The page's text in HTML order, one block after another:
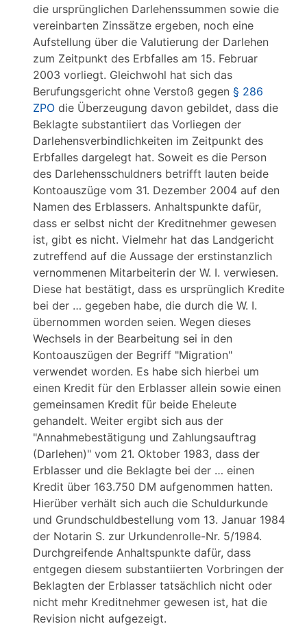
die ursprünglichen Darlehenssummen sowie die
vereinbarten Zinssätze ergeben, noch eine
Aufstellung über die Valutierung der Darlehen
zum Zeitpunkt des Erbfalles am 15. Februar
2003 vorliegt. Gleichwohl hat sich das
Berufungsgericht ohne Verstoß gegen § 286
ZPO die Überzeugung davon gebildet, dass die
Beklagte substantiiert das Vorliegen der
Darlehensverbindlichkeiten im Zeitpunkt des
Erbfalles dargelegt hat. Soweit es die Person
des Darlehensschuldners betrifft lauten beide
Kontoauszüge vom 31. Dezember 2004 auf den
Namen des Erblassers. Anhaltspunkte dafür,
dass er selbst nicht der Kreditnehmer gewesen
ist, gibt es nicht. Vielmehr hat das Landgericht
zutreffend auf die Aussage der erstinstanzlich
vernommenen Mitarbeiterin der W. I. verwiesen.
Diese hat bestätigt, dass es ursprünglich Kredite
bei der … gegeben habe, die durch die W. I.
übernommen worden seien. Wegen dieses
Wechsels in der Bearbeitung sei in den
Kontoauszügen der Begriff "Migration"
verwendet worden. Es habe sich hierbei um
einen Kredit für den Erblasser allein sowie einen
gemeinsamen Kredit für beide Eheleute
gehandelt. Weiter ergibt sich aus der
"Annahmebestätigung und Zahlungsauftrag
(Darlehen)" vom 21. Oktober 1983, dass der
Erblasser und die Beklagte bei der … einen
Kredit über 163.750 DM aufgenommen hatten.
Hierüber verhält sich auch die Schuldurkunde
und Grundschuldbestellung vom 13. Januar 1984
der Notarin S. zur Urkundenrolle-Nr. 5/1984.
Durchgreifende Anhaltspunkte dafür, dass
entgegen diesem substantiierten Vorbringen der
Beklagten der Erblasser tatsächlich nicht oder
nicht mehr Kreditnehmer gewesen ist, hat die
Revision nicht aufgezeigt.